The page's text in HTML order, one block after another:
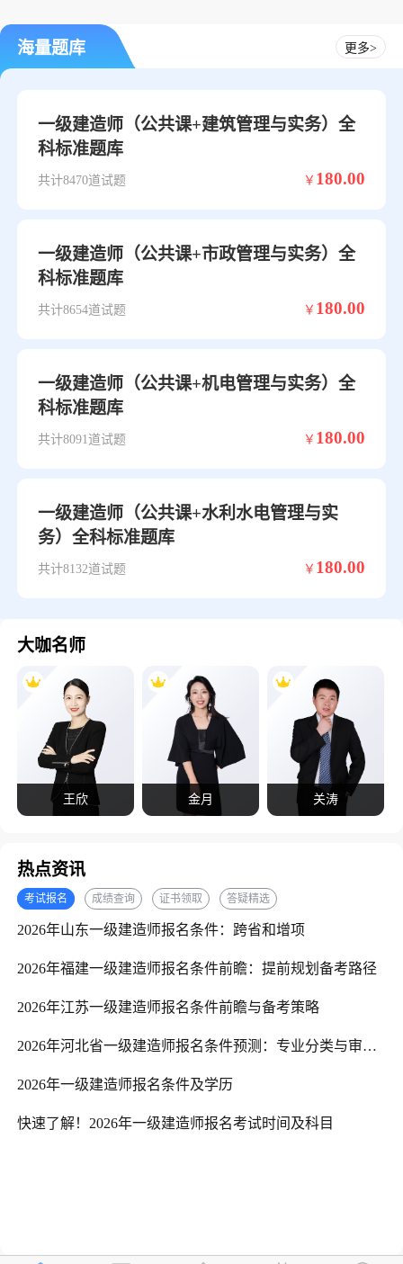
海量题库 更多>
一级建造师（公共课+建筑管理与实务）全
科标准题库
共计8470道试题 ￥ 180.00
一级建造师（公共课+市政管理与实务）全
科标准题库
共计8654道试题 ￥ 180.00
一级建造师（公共课+机电管理与实务）全
科标准题库
共计8091道试题 ￥ 180.00
一级建造师（公共课+水利水电管理与实
务）全科标准题库
共计8132道试题 ￥ 180.00
大咖名师
王欣 金月 关涛
热点资讯
考试报名 成绩查询 证书领取 答疑精选
2026年山东一级建造师报名条件：跨省和增项
2026年福建一级建造师报名条件前瞻：提前规划备考路径
2026年江苏一级建造师报名条件前瞻与备考策略
2026年河北省一级建造师报名条件预测：专业分类与审核标准预计须知
2026年一级建造师报名条件及学历
快速了解！2026年一级建造师报名考试时间及科目